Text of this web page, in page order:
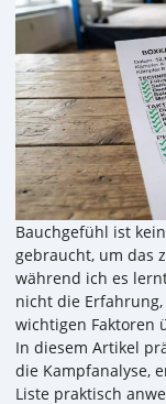
Bauchgefühl ist
gebraucht, um das
während ich es
nicht die
wichtigen Faktoren
In diesem Artikel
die Kampfanalyse,
Liste praktisch